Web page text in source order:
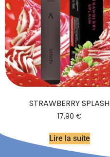
STRAWBERRY SPLASH
17,90 €
Lire la suite